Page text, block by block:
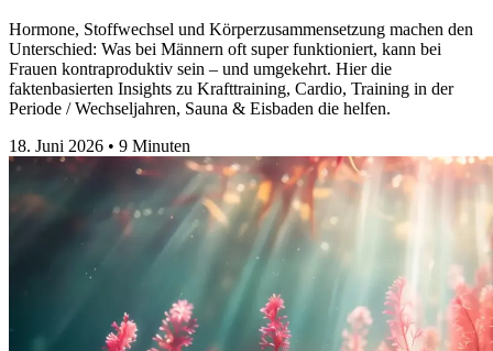
Hormone, Stoffwechsel und Körperzusammensetzung machen den
Unterschied: Was bei Männern oft super funktioniert, kann bei
Frauen kontraproduktiv sein – und umgekehrt. Hier die
faktenbasierten Insights zu Krafttraining, Cardio, Training in der
Periode / Wechseljahren, Sauna & Eisbaden die helfen.
18. Juni 2026 • 9 Minuten